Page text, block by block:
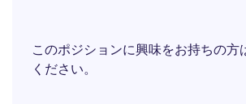
このポジションに興味をお持ちの方
ください。